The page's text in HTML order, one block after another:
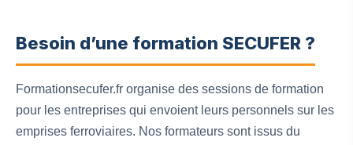
Besoin d’une formation SECUFER ?
Formationsecufer.fr organise des sessions de formation
pour les entreprises qui envoient leurs personnels sur les
emprises ferroviaires. Nos formateurs sont issus du